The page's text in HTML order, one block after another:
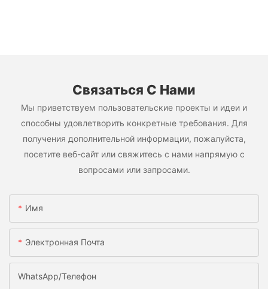
Связаться С Нами
Мы приветствуем пользовательские проекты и идеи и
способны удовлетворить конкретные требования. Для
получения дополнительной информации, пожалуйста,
посетите веб-сайт или свяжитесь с нами напрямую с
вопросами или запросами.
Имя
Электронная Почта
WhatsApp/телефон